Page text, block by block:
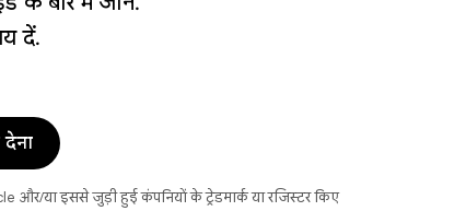
दें.
या इससे जुड़ी हुई कंपनियों के ट्रेडमार्क या रजिस्टर किए